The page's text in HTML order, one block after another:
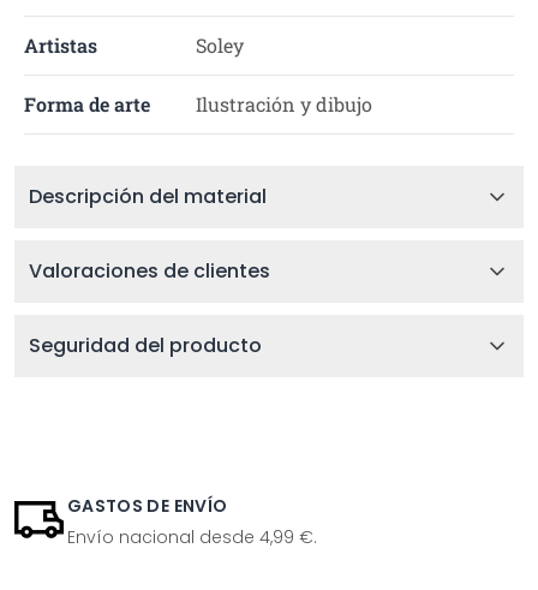
Artistas Soley
Forma de arte Ilustración y dibujo
Descripción del material
Valoraciones de clientes
Seguridad del producto
GASTOS DE ENVÍO
Envío nacional desde 4,99 €.